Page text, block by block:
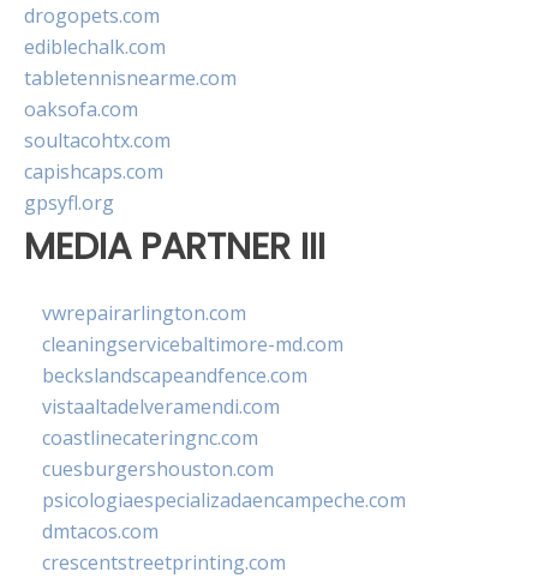
drogopets.com
ediblechalk.com
tabletennisnearme.com
oaksofa.com
soultacohtx.com
capishcaps.com
gpsyfl.org
MEDIA PARTNER III
vwrepairarlington.com
cleaningservicebaltimore-md.com
beckslandscapeandfence.com
vistaaltadelveramendi.com
coastlinecateringnc.com
cuesburgershouston.com
psicologiaespecializadaencampeche.com
dmtacos.com
crescentstreetprinting.com